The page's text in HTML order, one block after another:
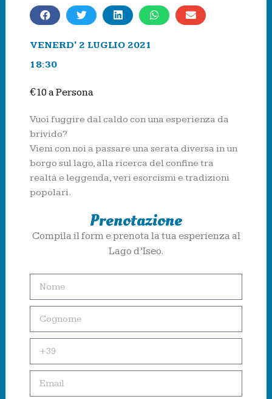
VENERD' 2 LUGLIO 2021
18:30
€10 a Persona
Vuoi fuggire dal caldo con una esperienza da
brivido?
Vieni con noi a passare una serata diversa in un
borgo sul lago, alla ricerca del confine tra
realtà e leggenda, veri esorcismi e tradizioni
popolari.
Prenotazione
Compila il form e prenota la tua esperienza al
Lago d’Iseo.